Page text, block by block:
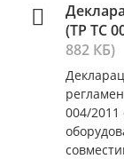
(ТР ТС
882 КБ)
004/2011